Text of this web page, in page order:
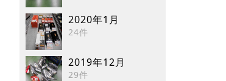
2020年1月
24件
2019年12月
29件